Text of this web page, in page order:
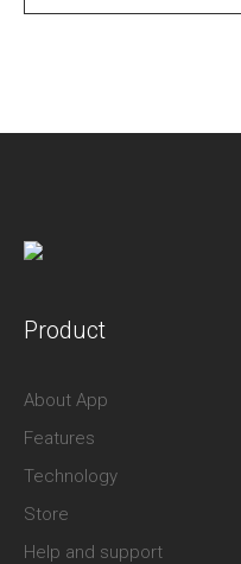
Product
About App
Features
Technology
Store
Help and support